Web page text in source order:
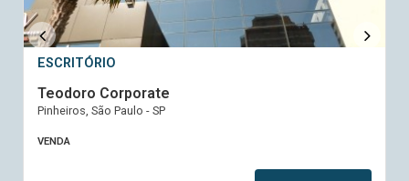
ESCRITÓRIO
Teodoro Corporate
Pinheiros, São Paulo - SP
VENDA